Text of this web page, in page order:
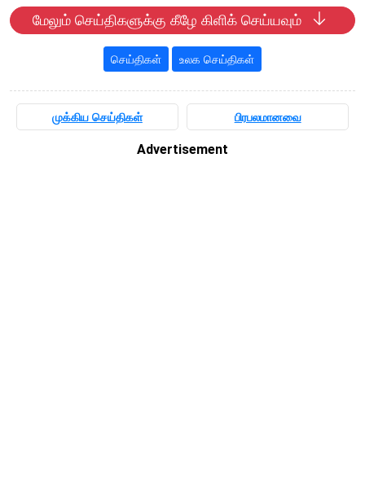
மேலும் செய்திகளுக்கு கீழே கிளிக் செய்யவும்
செய்திகள் உலக செய்திகள்
முக்கிய செய்திகள் பிரபலமானவை
Advertisement